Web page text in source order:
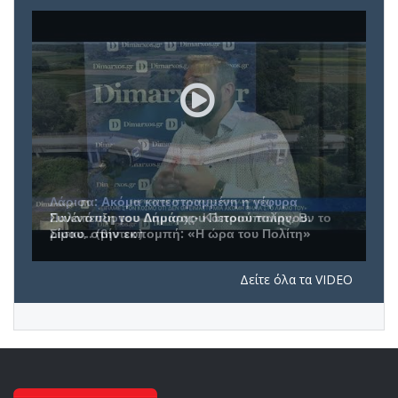
Συνέντευξη του Δημάρχου Πετρούπολης, Β.
Σίμου, στην εκπομπή: «Η ώρα του Πολίτη»
Δείτε όλα τα VIDEO